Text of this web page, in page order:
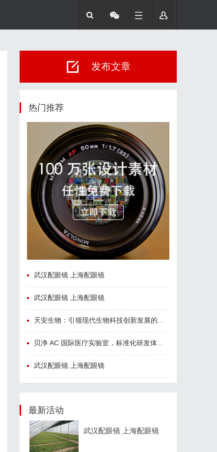
发布文章
热门推荐
武汉配眼镜 上海配眼镜
武汉配眼镜 上海配眼镜
天安生物：引领现代生物科技创新发展的先锋企业
贝净 AC 国际医疗实验室，标准化研发体系全解析
武汉配眼镜 上海配眼镜
最新活动
武汉配眼镜 上海配眼镜